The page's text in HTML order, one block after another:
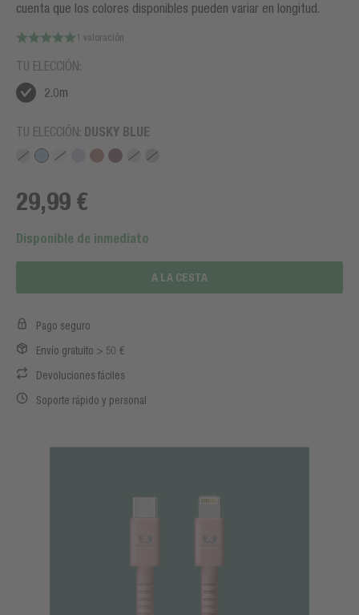
cuenta que los colores disponibles pueden variar en longitud.
1 valoración
TU ELECCIÓN:
2.0m
TU ELECCIÓN: DUSKY BLUE
29,99 €
Disponible de inmediato
A LA CESTA
Pago seguro
Envío gratuito > 50 €
Devoluciones fáciles
Soporte rápido y personal